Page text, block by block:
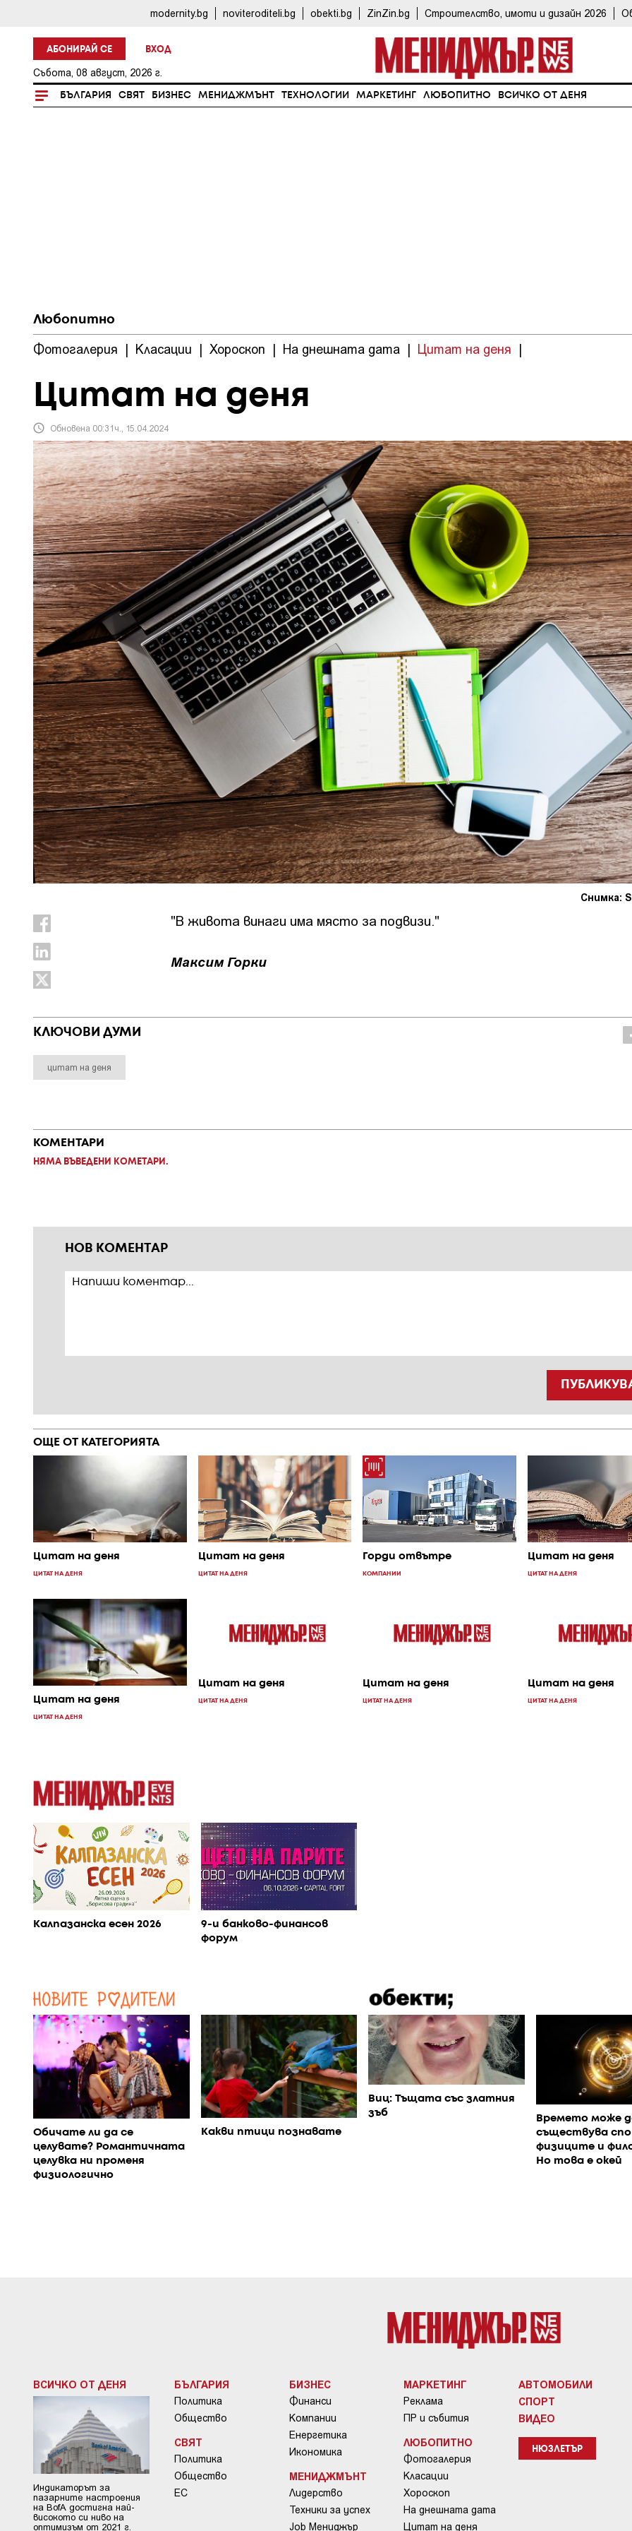
modernity.bg noviteroditeli.bg obekti.bg ZinZin.bg Строителство, имоти и дизайн 2026
АБОНИРАЙ СЕ ВХОД
Събота, 08 август, 2026 г.
БЪЛГАРИЯ СВЯТ БИЗНЕС МЕНИДЖМЪНТ ТЕХНОЛОГИИ МАРКЕТИНГ ЛЮБОПИТНО ВСИЧКО ОТ ДЕНЯ
Любопитно
Фотогалерия | Класации | Хороскоп | На днешната дата | Цитат на деня |
Цитат на деня
Обновена 00:31ч., 15.04.2024
Снимка:
"В живота винаги има място за подвизи."
Максим Горки
КЛЮЧОВИ ДУМИ
цитат на деня
КОМЕНТАРИ
НЯМА ВЪВЕДЕНИ КОМЕТАРИ.
НОВ КОМЕНТАР
ОЩЕ ОТ КАТЕГОРИЯТА
Цитат на деня
ЦИТАТ НА ДЕНЯ
Цитат на деня
ЦИТАТ НА ДЕНЯ
Горди отвътре
КОМПАНИИ
Цитат на деня
ЦИТАТ НА ДЕНЯ
Цитат на деня
ЦИТАТ НА ДЕНЯ
Цитат на деня
ЦИТАТ НА ДЕНЯ
Цитат на деня
ЦИТАТ НА ДЕНЯ
Цитат на деня
ЦИТАТ НА ДЕНЯ
Калпазанска есен 2026
9-и банково-финансов
форум
Обичате ли да се
целувате? Романтичната
целувка ни променя
физиологично
Какви птици познавате
Виц: Тъщата със златния
зъб
Времето може
съществува
физиците и
Но това е окей
ВСИЧКО ОТ ДЕНЯ
Индикаторът за
пазарните настроения
на BofA достигна най-
високото си ниво на
оптимизъм от 2021 г.
БЪЛГАРИЯ
Политика
Общество
СВЯТ
Политика
Общество
ЕС
БИЗНЕС
Финанси
Компании
Енергетика
Икономика
МЕНИДЖМЪНТ
Лидерство
Техники за успех
Job Мениджър
МАРКЕТИНГ
Реклама
ПР и събития
ЛЮБОПИТНО
Фотогалерия
Класации
Хороскоп
На днешната дата
Цитат на деня
АВТОМОБИЛИ
СПОРТ
ВИДЕО
НЮЗЛЕТЪР